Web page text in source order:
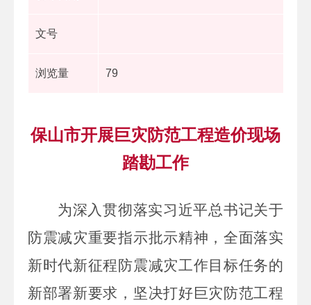
文号
浏览量 79
保山市开展巨灾防范工程造价现场
踏勘工作
为深入贯彻落实习近平总书记关于
防震减灾重要指示批示精神，全面落实
新时代新征程防震减灾工作目标任务的
新部署新要求，坚决打好巨灾防范工程